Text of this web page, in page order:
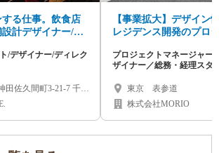
る仕事。飲食店
計デザイナー/施
/デザイナー/ディレク
田佐久間町3-21-7 千代
【事業拡大】デザイン
レジデンス開発のプロ
集
プロジェクトマネージャー
ザイナー／総務・経理スタ
東京 表参道
株式会社MORIO